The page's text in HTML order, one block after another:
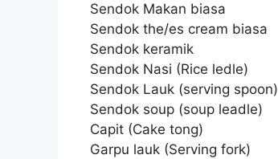
Sendok Makan biasa
Sendok the/es cream biasa
Sendok keramik
Sendok Nasi (Rice ledle)
Sendok Lauk (serving spoon)
Sendok soup (soup leadle)
Capit (Cake tong)
Garpu lauk (Serving fork)